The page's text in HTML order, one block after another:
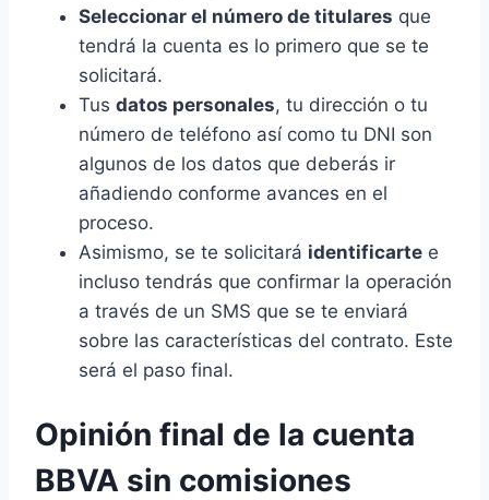
Seleccionar el número de titulares que
tendrá la cuenta es lo primero que se te
solicitará.
Tus datos personales, tu dirección o tu
número de teléfono así como tu DNI son
algunos de los datos que deberás ir
añadiendo conforme avances en el
proceso.
Asimismo, se te solicitará identificarte e
incluso tendrás que confirmar la operación
a través de un SMS que se te enviará
sobre las características del contrato. Este
será el paso final.
Opinión final de la cuenta
BBVA sin comisiones